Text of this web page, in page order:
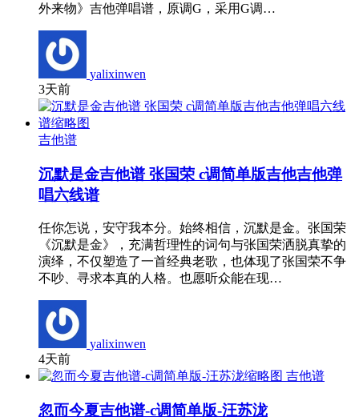
外来物》吉他弹唱谱，原调G，采用G调…
yalixinwen
3天前
吉他谱
沉默是金吉他谱 张国荣 c调简单版吉他吉他弹
唱六线谱
任你怎说，安守我本分。始终相信，沉默是金。张国荣
《沉默是金》，充满哲理性的词句与张国荣洒脱真挚的
演绎，不仅塑造了一首经典老歌，也体现了张国荣不争
不吵、寻求本真的人格。也愿听众能在现…
yalixinwen
4天前
吉他谱
忽而今夏吉他谱-c调简单版-汪苏泷